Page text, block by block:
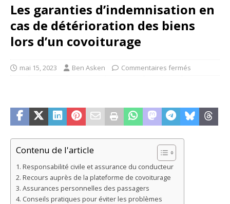
Les garanties d’indemnisation en
cas de détérioration des biens
lors d’un covoiturage
mai 15, 2023 Ben Asken Commentaires fermés
Contenu de l'article
Responsabilité civile et assurance du conducteur
Recours auprès de la plateforme de covoiturage
Assurances personnelles des passagers
Conseils pratiques pour éviter les problèmes